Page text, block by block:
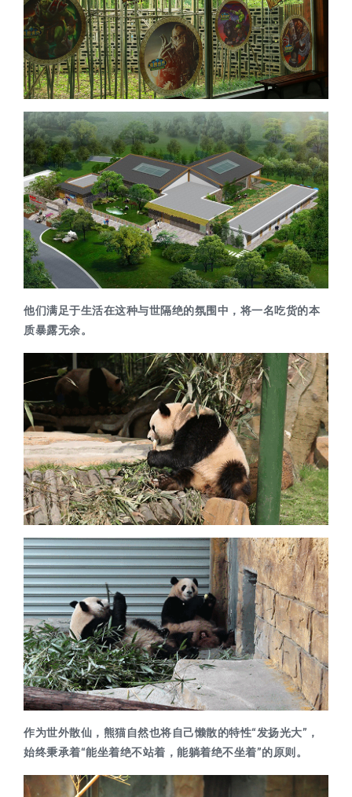
他们满足于生活在这种与世隔绝的氛围中，将一名吃货的本
质暴露无余。
作为世外散仙，熊猫自然也将自己懒散的特性“发扬光大”，
始终秉承着“能坐着绝不站着，能躺着绝不坐着”的原则。